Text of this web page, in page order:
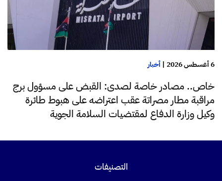
6 أغسطس 2026 | أخبار
خاص.. مصادر خاصة لصدى: القبض على مسؤول برج
مراقبة مطار مصراتة عقب اعتراضه على هبوط طائرة
وكيل وزارة الدفاع لمقتضيات السلامة الجوية
التصنيفات